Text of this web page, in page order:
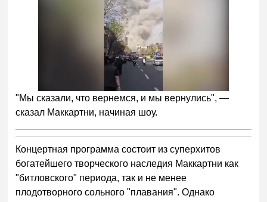
"Мы сказали, что вернемся, и мы вернулись", —
сказал Маккартни, начиная шоу.
Концертная программа состоит из суперхитов
богатейшего творческого наследия Маккартни как
"битловского" периода, так и не менее
плодотворного сольного "плавания". Однако